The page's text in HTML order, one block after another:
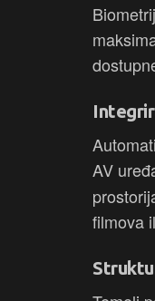
AV
filmova